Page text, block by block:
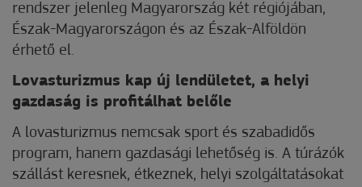
rendszer jelenleg Magyarország két régiójában,
Észak-Magyarországon és az Észak-Alföldön
érhető el.
Lovasturizmus kap új lendületet, a helyi
gazdaság is profitálhat belőle
A lovasturizmus nemcsak sport és szabadidős
program, hanem gazdasági lehetőség is. A túrázók
szállást keresnek, étkeznek, helyi szolgáltatásokat